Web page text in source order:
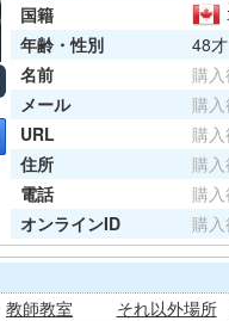
国籍
年齢・性別
48
名前
購
メール
購
URL
購
住所
購
電話
購
オンラインID
購
教師教室 それ以外場所